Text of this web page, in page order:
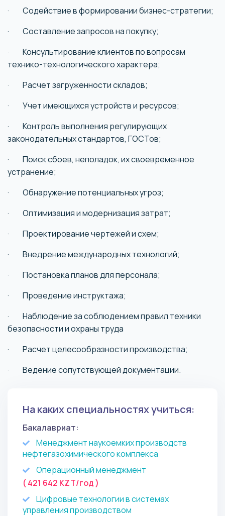
· Содействие в формировании бизнес-стратегии;
· Составление запросов на покупку;
· Консультирование клиентов по вопросам
технико-технологического характера;
· Расчет загруженности складов;
· Учет имеющихся устройств и ресурсов;
· Контроль выполнения регулирующих
законодательных стандартов, ГОСТов;
· Поиск сбоев, неполадок, их своевременное
устранение;
· Обнаружение потенциальных угроз;
· Оптимизация и модернизация затрат;
· Проектирование чертежей и схем;
· Внедрение международных технологий;
· Постановка планов для персонала;
· Проведение инструктажа;
· Наблюдение за соблюдением правил техники
безопасности и охраны труда
· Расчет целесообразности производства;
· Ведение сопутствующей документации.
На каких специальностях учиться:
Бакалавриат:
Менеджмент наукоемких производств
нефтегазохимического комплекса
Операционный менеджмент
( 421 642 KZT/год )
Цифровые технологии в системах
управления производством